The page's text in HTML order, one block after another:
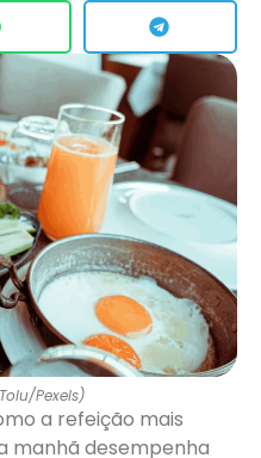
Pexels)
a refeição mais
manhã desempenha